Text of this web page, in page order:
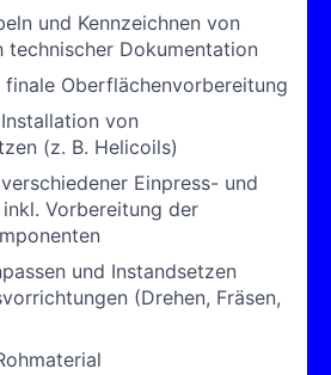
und Kennzeichnen von
technischer Dokumentation
finale Oberflächenvorbereitung
von
(z. B. Helicoils)
Einpress- und
Vorbereitung der
und Instandsetzen
(Drehen, Fräsen,